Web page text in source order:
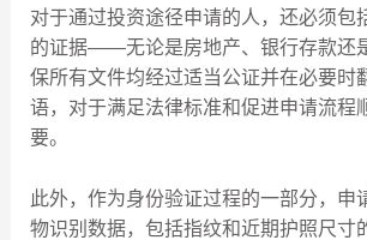
对于通过投资途径申请的人，还必须包
的证据——无论是房地产、银行存款还
保所有文件均经过适当公证并在必要时
语，对于满足法律标准和促进申请流程
要。
此外，作为身份验证过程的一部分，申
物识别数据，包括指纹和近期护照尺寸